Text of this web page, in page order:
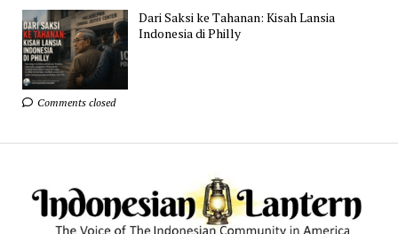
Dari Saksi ke Tahanan: Kisah Lansia
Indonesia di Philly
Comments closed